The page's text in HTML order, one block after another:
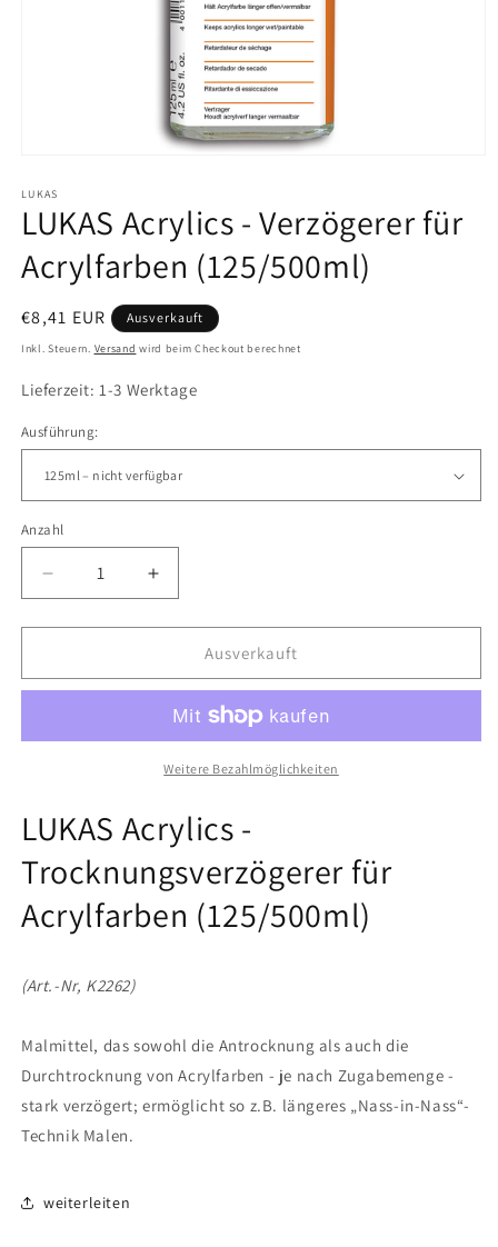
in
Modal
öffnen
LUKAS
LUKAS Acrylics - Verzögerer für
Acrylfarben (125/500ml)
Normaler
Preis
€8,41 EUR Ausverkauft
Inkl. Steuern. Versand wird beim Checkout berechnet
Lieferzeit: 1-3 Werktage
Ausführung:
Anzahl
Verringere
die
Menge
LUKAS
Verzögerer
(125/500ml)
Erhöhe
die
Menge
LUKAS
Verzögerer
für
(125/500ml)
Ausverkauft
Weitere Bezahlmöglichkeiten
LUKAS Acrylics -
Trocknungsverzögerer für
Acrylfarben (125/500ml)
(Art.-Nr, K2262)
Malmittel, das sowohl die Antrocknung als auch die
Durchtrocknung von Acrylfarben - je nach Zugabemenge -
stark verzögert; ermöglicht so z.B. längeres „Nass-in-Nass“-
Technik Malen.
weiterleiten